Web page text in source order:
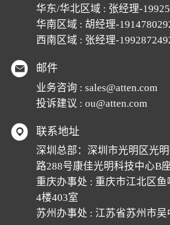
华东/华北区域 : 张经理-
华南区域 : 胡经理-
西南区域 : 张经理-
邮件
业务咨询 : sales@atten.com
投诉建议 : ou@atten.com
联系地址
深圳总部：深圳市光明区光
路288号康佳光明科技中心B
重庆办事处 : 重庆市江北区
4楼403室
苏州办事处 : 江苏省苏州市